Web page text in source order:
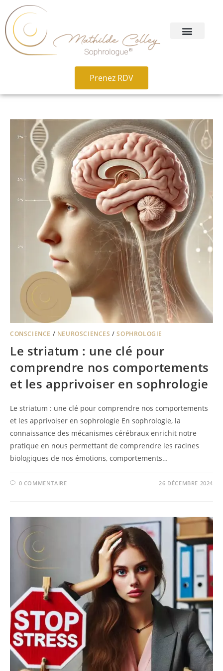
Prenez RDV
CONSCIENCE / NEUROSCIENCES /SOPHROLOGIE
Le striatum : une clé pour
comprendre nos comportements
et les apprivoiser en sophrologie
Le striatum : une clé pour comprendre nos comportements
et les apprivoiser en sophrologie En sophrologie, la
connaissance des mécanismes cérébraux enrichit notre
pratique en nous permettant de comprendre les racines
biologiques de nos émotions, comportements…
0 COMMENTAIRE 26 DÉCEMBRE 2024